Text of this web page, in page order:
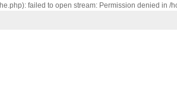
failed to open stream: Permission denied in